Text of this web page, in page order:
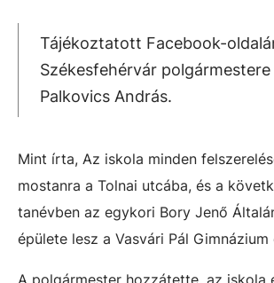
Tájékoztatott Facebook-
Székesfehérvár polgármestere
Palkovics András.
Mint írta, Az iskola minden
mostanra a Tolnai utcába, és a
tanévben az egykori Bory Jenő
épülete lesz a Vasvári Pál Gimnázium